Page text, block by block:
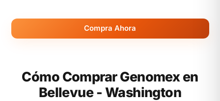
Compra Ahora
Cómo Comprar Genomex en
Bellevue - Washington